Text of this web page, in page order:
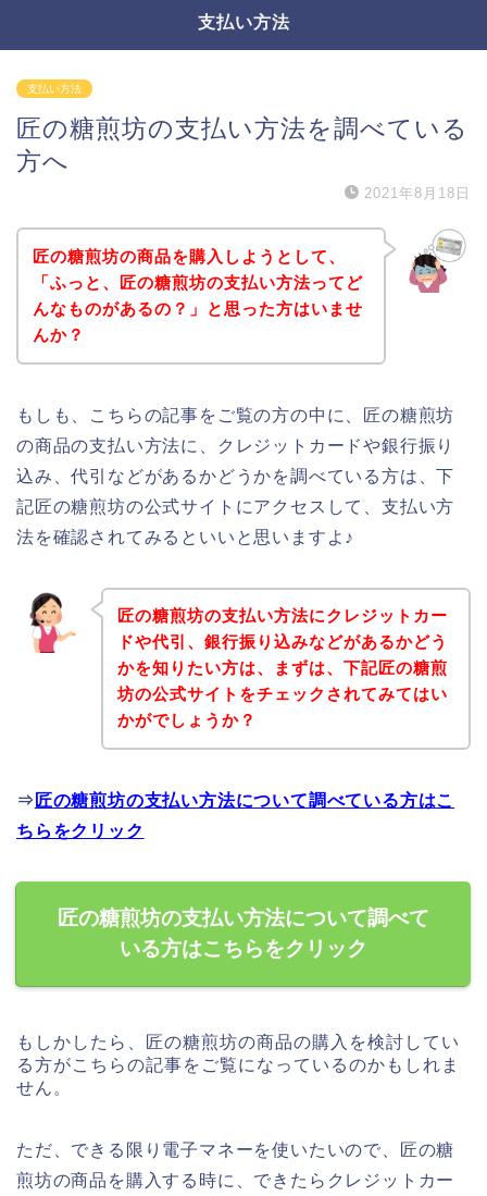
支払い方法
支払い方法
匠の糖煎坊の支払い方法を調べている
方へ
2021年8月18日
匠の糖煎坊の商品を購入しようとして、
「ふっと、匠の糖煎坊の支払い方法ってど
んなものがあるの？」と思った方はいませ
んか？
もしも、こちらの記事をご覧の方の中に、匠の糖煎坊
の商品の支払い方法に、クレジットカードや銀行振り
込み、代引などがあるかどうかを調べている方は、下
記匠の糖煎坊の公式サイトにアクセスして、支払い方
法を確認されてみるといいと思いますよ♪
匠の糖煎坊の支払い方法にクレジットカー
ドや代引、銀行振り込みなどがあるかどう
かを知りたい方は、まずは、下記匠の糖煎
坊の公式サイトをチェックされてみてはい
かがでしょうか？
⇒ 匠の糖煎坊の支払い方法について調べている方はこ
ちらをクリック
匠の糖煎坊の支払い方法について調べて
いる方はこちらをクリック
もしかしたら、匠の糖煎坊の商品の購入を検討してい
る方がこちらの記事をご覧になっているのかもしれま
せん。
ただ、できる限り電子マネーを使いたいので、匠の糖
煎坊の商品を購入する時に、できたらクレジットカー